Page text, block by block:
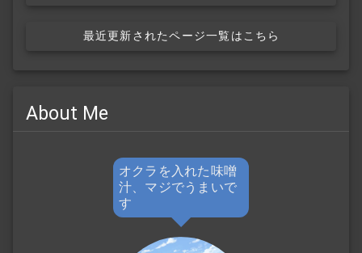
最近更新されたページ一覧はこちら
About Me
オクラを入れた味噌
汁、マジでうまいで
す